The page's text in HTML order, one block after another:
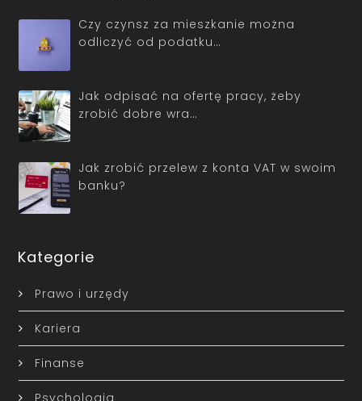
Czy czynsz za mieszkanie można
odliczyć od podatku…
Jak odpisać na ofertę pracy, żeby
zrobić dobre wra…
Jak zrobić przelew z konta VAT w swoim
banku?
Kategorie
Prawo i urzędy
Kariera
Finanse